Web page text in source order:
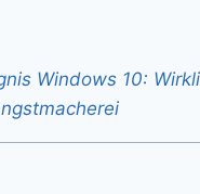
Windows 10: